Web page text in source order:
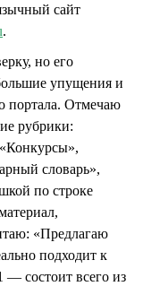
сайт
.
но его
упущения и
портала. Отмечаю
рубрики:
словарь»,
по строке
«Предлагаю
подходит к
— состоит всего из